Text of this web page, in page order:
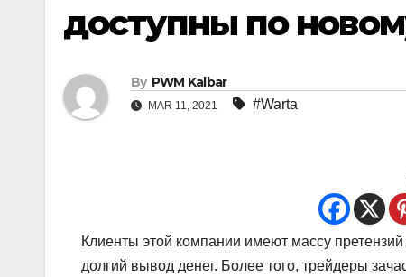
доступны по
By PWM Kalbar
MAR 11, 2021 #Warta
Клиенты этой компании имеют массу
долгий вывод денег. Более того, трейдеры